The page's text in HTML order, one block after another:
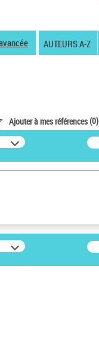
AUTEURS A-Z
Ajouter à mes références(0)